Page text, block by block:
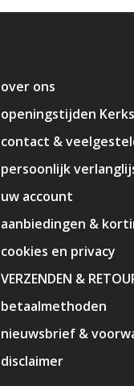
over ons
openingstijden
contact &
persoonlijk
uw account
aanbiedingen &
cookies en privacy
VERZENDEN &
betaalmethoden
nieuwsbrief &
disclaimer